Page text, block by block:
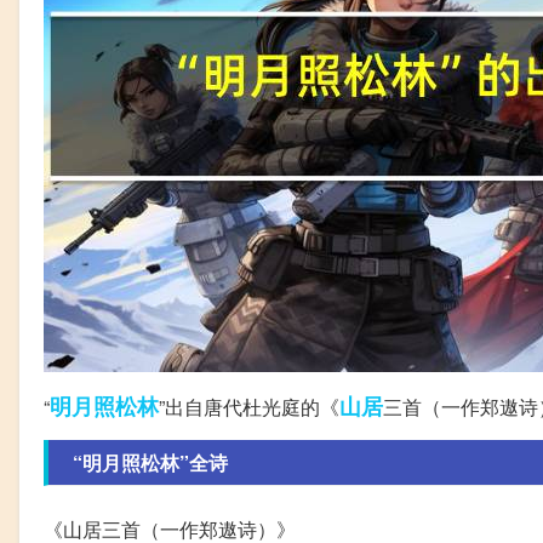
“明月照松林”出自唐代杜光庭的《山居三首（一作郑遨
“明月照松林”全诗
《山居三首（一作郑遨诗）》